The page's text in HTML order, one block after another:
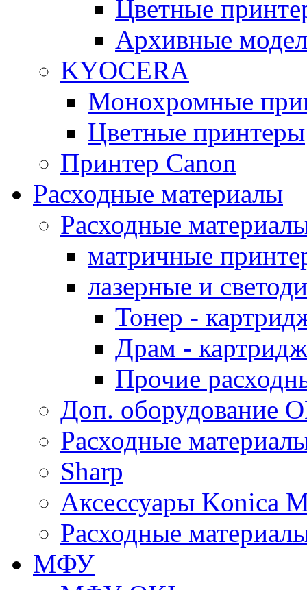
Цветные
Архивные
KYOCERA
Монохромные
Цветные принтеры
Принтер Canon
Расходные материалы
Расходные
матричные
лазерные и
Тонер -
Драм -
Прочие
Доп. оборудование
Расходные
Sharp
Аксессуары Konica
Расходные
МФУ